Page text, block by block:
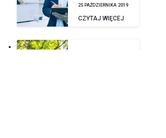
25 PAŹDZIERNIKA 2019
CZYTAJ WIĘCEJ